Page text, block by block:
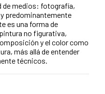
de medios: fotografía,
predominantemente
es una forma de
no figurativa,
y el color como
más allá de entender
técnicos.